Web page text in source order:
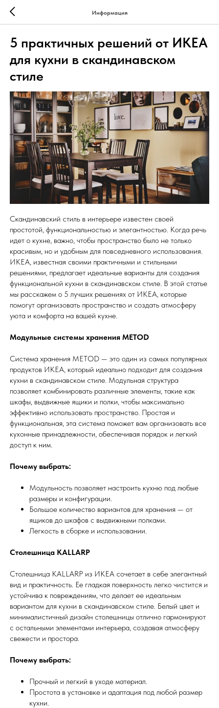
Информация
5 практичных решений от ИКЕА
для кухни в скандинавском
стиле
Скандинавский стиль в интерьере известен своей
простотой, функциональностью и элегантностью. Когда речь
идет о кухне, важно, чтобы пространство было не только
красивым, но и удобным для повседневного использования.
ИКЕА, известная своими практичными и стильными
решениями, предлагает идеальные варианты для создания
функциональной кухни в скандинавском стиле. В этой статье
мы расскажем о 5 лучших решениях от ИКЕА, которые
помогут организовать пространство и создать атмосферу
уюта и комфорта на вашей кухне.
Модульные системы хранения METOD
Система хранения METOD — это один из самых популярных
продуктов ИКЕА, который идеально подходит для создания
кухни в скандинавском стиле. Модульная структура
позволяет комбинировать различные элементы, такие как
шкафы, выдвижные ящики и полки, чтобы максимально
эффективно использовать пространство. Простая и
функциональная, эта система поможет вам организовать все
кухонные принадлежности, обеспечивая порядок и легкий
доступ к ним.
Почему выбрать:
Модульность позволяет настроить кухню под любые
размеры и конфигурации.
Большое количество вариантов для хранения — от
ящиков до шкафов с выдвижными полками.
Легкость в сборке и использовании.
Столешница KALLARP
Столешница KALLARP из ИКЕА сочетает в себе элегантный
вид и практичность. Ее гладкая поверхность легко чистится и
устойчива к повреждениям, что делает ее идеальным
вариантом для кухни в скандинавском стиле. Белый цвет и
минималистичный дизайн столешницы отлично гармонируют
с остальными элементами интерьера, создавая атмосферу
свежести и простора.
Почему выбрать:
Прочный и легкий в уходе материал.
Простота в установке и адаптация под любой размер
кухни.